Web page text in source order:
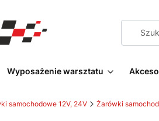
Wyposażenie warsztatu
samochodowe 12V, 24V Żarówki